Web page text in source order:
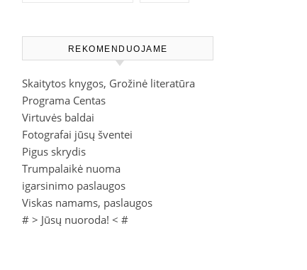
REKOMENDUOJAME
Skaitytos knygos, Grožinė literatūra
Programa Centas
Virtuvės baldai
Fotografai jūsų šventei
Pigus skrydis
Trumpalaikė nuoma
igarsinimo paslaugos
Viskas namams, paslaugos
# > Jūsų nuoroda! < #